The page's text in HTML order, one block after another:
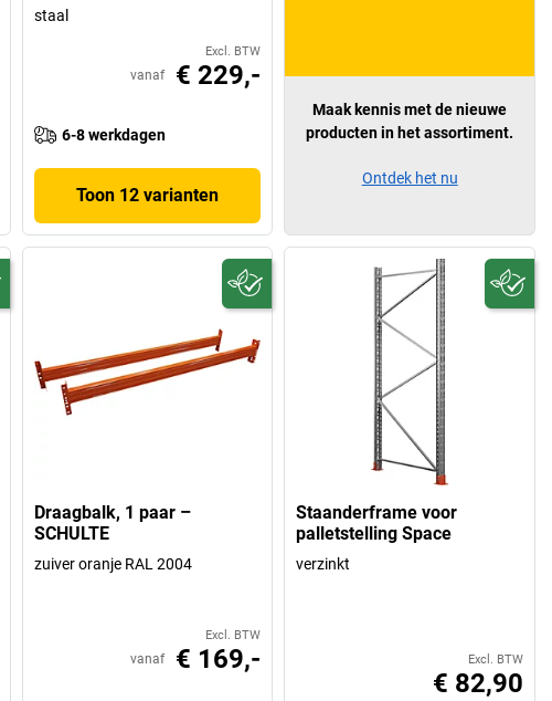
staal
Excl. BTW
vanaf € 229,-
6-8 werkdagen
Toon 12 varianten
Draagbalk, 1 paar –
SCHULTE
zuiver oranje RAL 2004
Excl. BTW
vanaf € 169,-
Staanderframe voor
palletstelling Space
verzinkt
Excl. BTW
€ 82,90
Maak kennis met de nieuwe
producten in het assortiment.
Ontdek het nu